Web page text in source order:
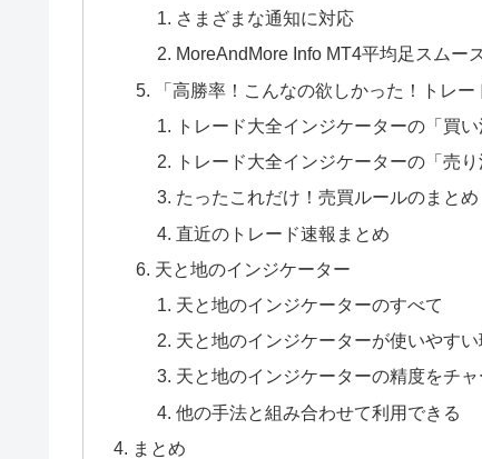
さまざまな通知に対応
MoreAndMore Info MT4平均足スムー
「高勝率！こんなの欲しかった！トレー
トレード大全インジケーターの「買
トレード大全インジケーターの「売
たったこれだけ！売買ルールのまとめ
直近のトレード速報まとめ
天と地のインジケーター
天と地のインジケーターのすべて
天と地のインジケーターが使いやすい
天と地のインジケーターの精度をチ
他の手法と組み合わせて利用できる
まとめ